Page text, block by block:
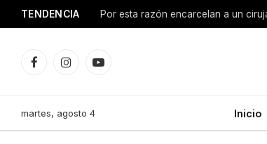
TENDENCIA
FacebookInstagramYouTube
martes, agosto 4 Inicio